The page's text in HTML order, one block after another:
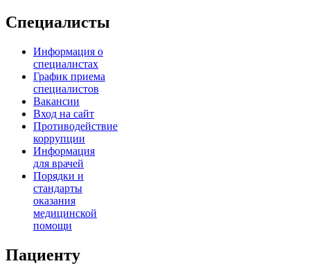
Специалисты
Информация о
специалистах
График приема
специалистов
Вакансии
Вход на сайт
Противодействие
коррупции
Информация
для врачей
Порядки и
стандарты
оказания
медицинской
помощи
Пациенту